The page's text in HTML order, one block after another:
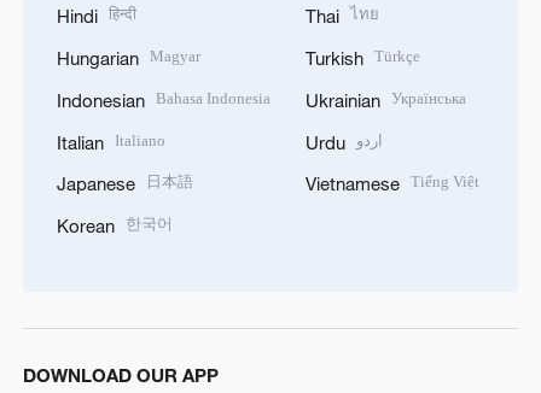
Hindi हिन्दी
Hungarian Magyar
Indonesian Bahasa Indonesia
Italian Italiano
Japanese 日本語
Korean 한국어
Thai ไทย
Turkish Türkçe
Ukrainian Українська
Urdu اردو
Vietnamese Tiếng Việt
DOWNLOAD OUR APP